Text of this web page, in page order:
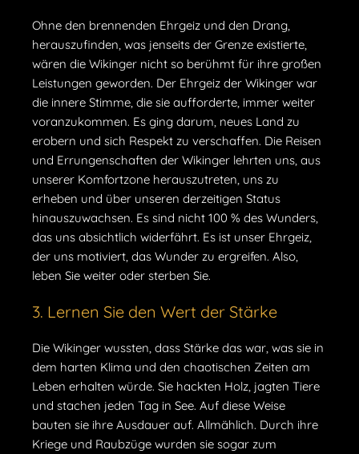
Ohne den brennenden Ehrgeiz und den Drang,
herauszufinden, was jenseits der Grenze existierte,
wären die Wikinger nicht so berühmt für ihre großen
Leistungen geworden. Der Ehrgeiz der Wikinger war
die innere Stimme, die sie aufforderte, immer weiter
voranzukommen. Es ging darum, neues Land zu
erobern und sich Respekt zu verschaffen. Die Reisen
und Errungenschaften der Wikinger lehrten uns, aus
unserer Komfortzone herauszutreten, uns zu
erheben und über unseren derzeitigen Status
hinauszuwachsen. Es sind nicht 100 % des Wunders,
das uns absichtlich widerfährt. Es ist unser Ehrgeiz,
der uns motiviert, das Wunder zu ergreifen. Also,
leben Sie weiter oder sterben Sie.
3. Lernen Sie den Wert der Stärke
Die Wikinger wussten, dass Stärke das war, was sie in
dem harten Klima und den chaotischen Zeiten am
Leben erhalten würde. Sie hackten Holz, jagten Tiere
und stachen jeden Tag in See. Auf diese Weise
bauten sie ihre Ausdauer auf. Allmählich. Durch ihre
Kriege und Raubzüge wurden sie sogar zum